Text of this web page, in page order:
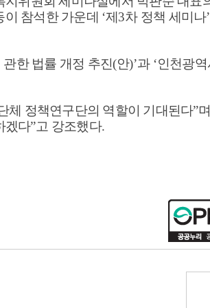
이 참석한 가운데 ‘제3차 정책 세미나’
한 법률 개정 추진(안)’과 ‘인천광역
체 정책연구단의 역할이 기대된다”며
겠다”고 강조했다.